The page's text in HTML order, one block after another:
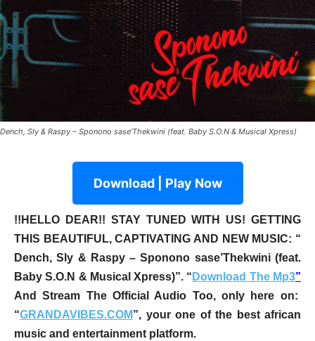
Dench, Sly & Raspy – Sponono sase’Thekwini (feat. Baby S.O.N & Musical Xpress)
Download | Play Now
!!HELLO DEAR!! STAY TUNED WITH US! GETTING
THIS BEAUTIFUL, CAPTIVATING AND NEW MUSIC: “
Dench, Sly & Raspy – Sponono sase’Thekwini (feat.
Baby S.O.N & Musical Xpress)”. “ Download The Mp3”
And Stream The Official Audio Too, only here on:
“GRANDAVIBES.COM”, your one of the best african
music and entertainment platform.